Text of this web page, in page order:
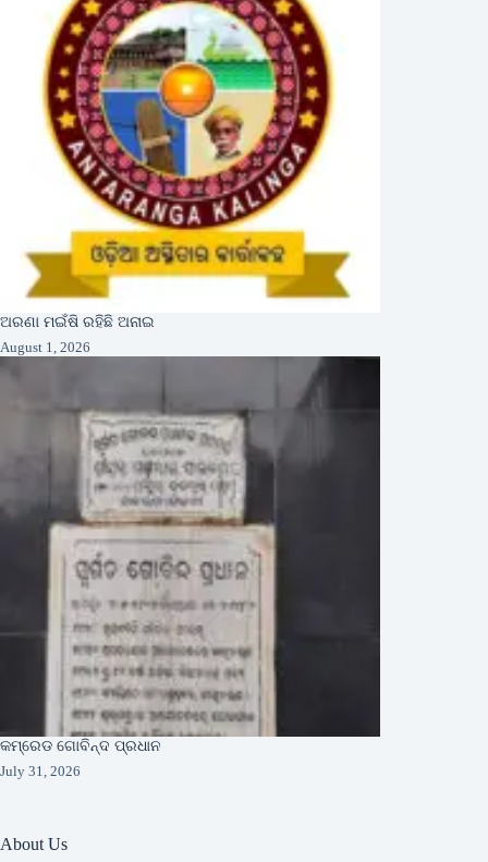
ଅରଣା ମଇଁଷି ରହିଛି ଅନାଇ
August 1, 2026
କମ୍ରେଡ ଗୋବିନ୍ଦ ପ୍ରଧାନ
July 31, 2026
About Us